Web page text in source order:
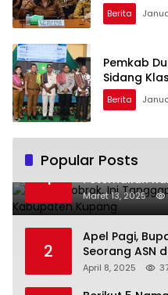
Berita
Pemkab
Sidang
Berita
Popular Posts
1
Dikatai
Peternakan
Maret 13, 2025
2
Apel Pagi,
Seorang ASN
April 8, 2025